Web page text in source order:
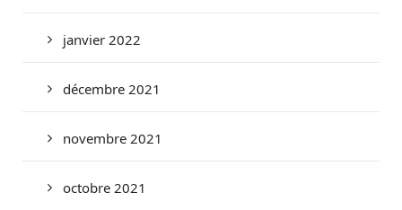
janvier 2022
décembre 2021
novembre 2021
octobre 2021